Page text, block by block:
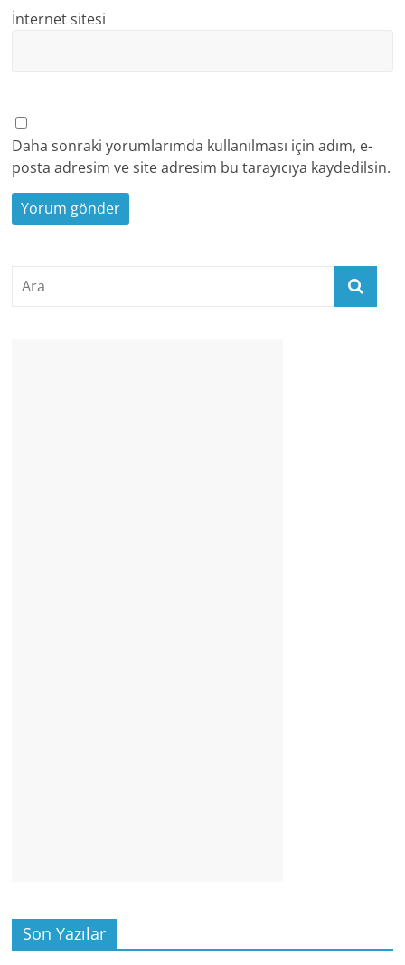
İnternet sitesi
Daha sonraki yorumlarımda kullanılması için adım, e-
posta adresim ve site adresim bu tarayıcıya kaydedilsin.
Son Yazılar